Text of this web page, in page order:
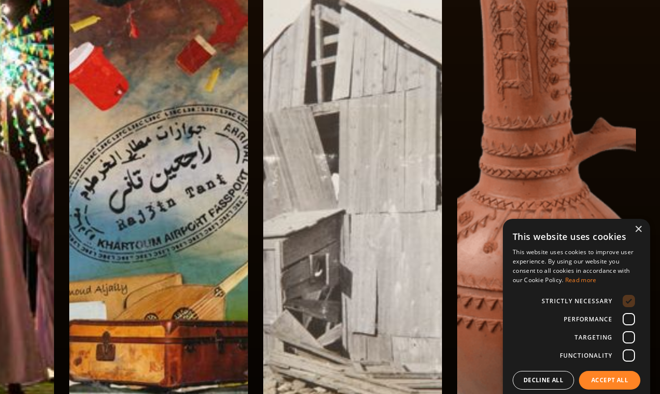
×
This website uses cookies
This website uses cookies to improve user
experience. By using our website you
consent to all cookies in accordance with
our Cookie Policy. Read more
STRICTLY NECESSARY
PERFORMANCE
TARGETING
FUNCTIONALITY
ACCEPT ALL
DECLINE ALL